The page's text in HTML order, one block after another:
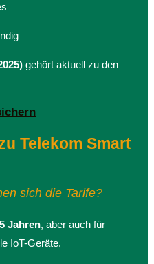
gehört aktuell zu den
Telekom Smart
sich die Tarife?
Jahren, aber auch für
IoT-Geräte.